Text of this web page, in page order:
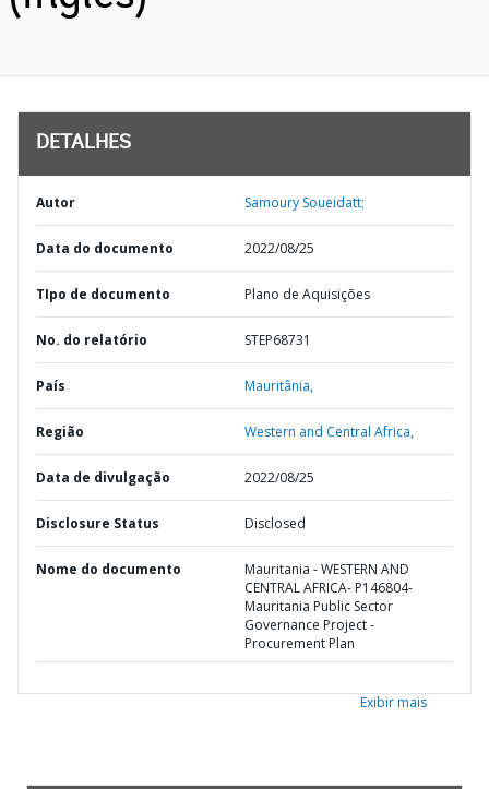
DETALHES
Autor Samoury Soueidatt;
Data do documento 2022/08/25
TIpo de documento Plano de Aquisições
No. do relatório STEP68731
País Mauritânia,
Região Western and Central Africa,
Data de divulgação 2022/08/25
Disclosure Status Disclosed
Nome do documento
Mauritania - WESTERN AND
CENTRAL AFRICA- P146804-
Mauritania Public Sector
Governance Project -
Procurement Plan
Exibir mais